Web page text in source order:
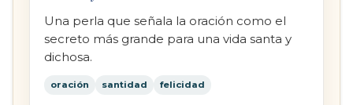
Una perla que señala la oración como el
secreto más grande para una vida santa y
dichosa.
oración santidad felicidad